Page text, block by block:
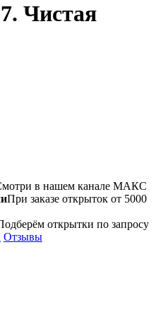
Чистая
в нашем канале МАКС
При заказе открыток от 5000
открытки по запросу
Отзывы